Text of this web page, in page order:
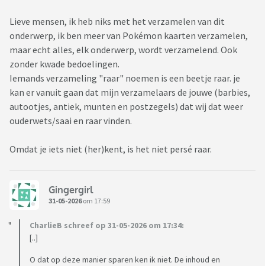
Lieve mensen, ik heb niks met het verzamelen van dit
onderwerp, ik ben meer van Pokémon kaarten verzamelen,
maar echt alles, elk onderwerp, wordt verzamelend. Ook
zonder kwade bedoelingen.
Iemands verzameling "raar" noemen is een beetje raar. je
kan er vanuit gaan dat mijn verzamelaars de jouwe (barbies,
autootjes, antiek, munten en postzegels) dat wij dat weer
ouderwets/saai en raar vinden.
Omdat je iets niet (her)kent, is het niet persé raar.
Gingergirl
31-05-2026om 17:59
CharlieB schreef op 31-05-2026 om 17:34:
[..]
O dat op deze manier sparen ken ik niet. De inhoud en